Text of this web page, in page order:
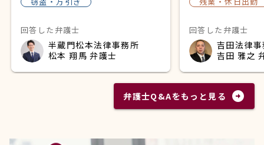
回答した弁護士
半蔵門松本法律事務所
松本 翔馬 弁護士
回答した弁護士
吉田法律
吉田 雅之
弁護士Q&Aをもっと見る arrow_circle_right